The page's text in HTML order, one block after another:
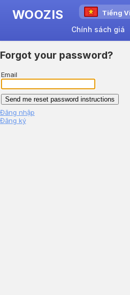
WOOZIS Tiếng
Chính sách giá
Forgot your password?
Email
Đăng nhập
Đăng ký